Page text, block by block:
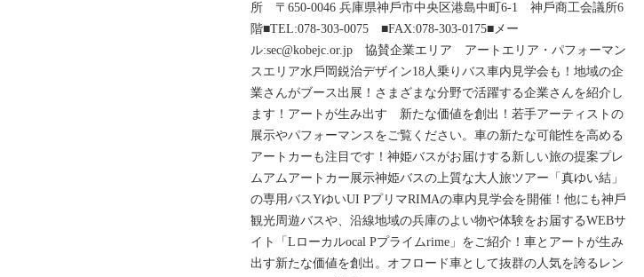
所 〒650-0046 兵庫県神⼾市中央区港島中町6-1 神⼾商工会議所6
階■TEL:078-303-0075 ■FAX:078-303-0175■メー
ル:sec@kobejc.or.jp 協賛企業エリア アートエリア・パフォーマン
スエリア水⼾岡鋭治デザイン18⼈乗りバス車内見学会も！地域の企
業さんがブース出展！さまざまな分野で活躍する企業さんを紹介し
ます！アートが生み出す 新たな価値を創出！若手アーティストの
展示やパフォーマンスをご覧ください。車の新たな可能性を高める
アートカーも注目です！神姫バスがお届けする新しい旅の提案プレ
ムアムアートカー展⽰神姫バスの上質な⼤人旅ツアー「真ゆい結」
の専用バスYゆいUI PプリマRIMAの車内見学会を開催！他にも神⼾
観光周遊バスや、沿線地域の兵庫のよい物や体験をお届するWEBサ
イト「Lローカルocal Pプライムrime」をご紹介！車とアートが⽣み
出す新たな価値を創出。オフロード車として抜群の人気を誇るレン